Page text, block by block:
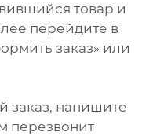
товар и
перейдите в
заказ» или
заказ, напишите
перезвонит